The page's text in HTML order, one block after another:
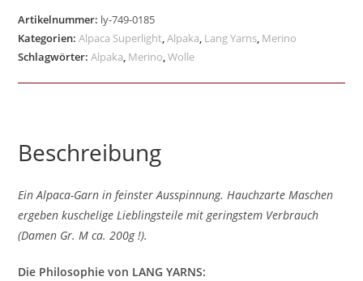
Artikelnummer: ly-749-0185
Kategorien:Alpaca Superlight ,Alpaka Lang Yarns Merino
Schlagwörter:Alpaka Merino ,Wolle
Beschreibung
Ein Alpaca-Garn in feinster Ausspinnung. Hauchzarte Maschen
ergeben kuschelige Lieblingsteile mit geringstem Verbrauch
(Damen Gr. M ca. 200g !).
Die Philosophie von LANG YARNS: